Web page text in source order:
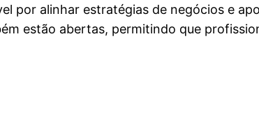
por alinhar estratégias de negócios e
estão abertas, permitindo que